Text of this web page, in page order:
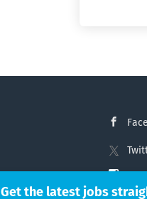
Get the latest jobs